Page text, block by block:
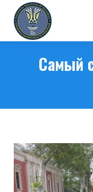
Самый